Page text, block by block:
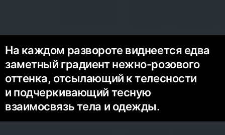
На каждом развороте виднеется едва
заметный градиент нежно-розового
оттенка, отсылающий к телесности
и подчеркивающий тесную
взаимосвязь тела и одежды.